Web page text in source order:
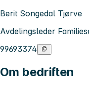
Berit Songedal Tjørve
Avdelingsleder
99693374
Om bedriften